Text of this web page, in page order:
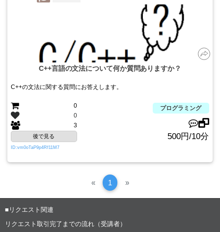
C++言語の文法について何か質問ありますか？
C++の文法に関する質問にお答えします。
0
0
3
プログラミング
後で見る 500円/10分
ID:vm0oTaP9p4Rf11M7
«Previous
1 »次
■リクエスト関連
リクエスト取引完了までの流れ（受講者）